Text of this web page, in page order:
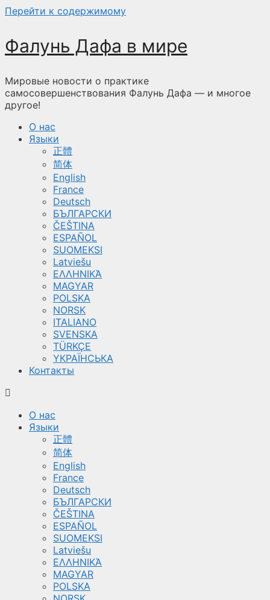
Перейти к содержимому
Фалунь Дафа в мире
Мировые новости о практике
самосовершенствования Фалунь Дафа — и многое
другое!
О нас
Языки
正體
简体
English
France
Deutsch
БЪЛГАРСКИ
ČEŠTINA
ESPAÑOL
SUOMEKSI
Latviešu
ΕΛΛΗΝΙΚΆ
MAGYAR
POLSKA
NORSK
ITALIANO
SVENSKA
TÜRKÇE
YКРАЇНСЬКА
Контакты
О нас
Языки
正體
简体
English
France
Deutsch
БЪЛГАРСКИ
ČEŠTINA
ESPAÑOL
SUOMEKSI
Latviešu
ΕΛΛΗΝΙΚΆ
MAGYAR
POLSKA